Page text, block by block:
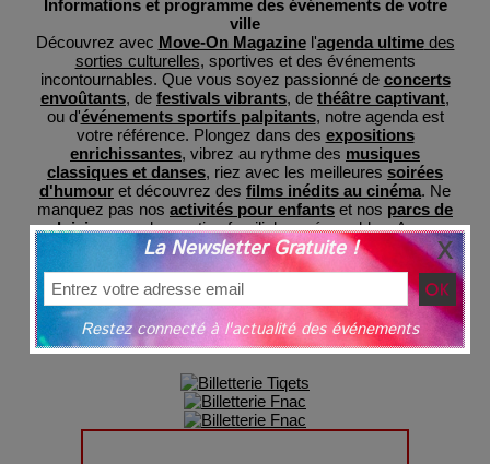
Informations et programme des événements de votre
ville
Découvrez avec Move-On Magazinel'agenda ultimedes
sorties culturelles, sportives et des événements
incontournables. Que vous soyez passionné de concerts
envoûtants, de festivals vibrants, de théâtre captivant,
ou d'événements sportifs palpitants, notre agenda est
votre référence. Plongez dans des expositions
enrichissantes, vibrez au rythme des musiques
classiques et danses, riez avec les meilleures soirées
d'humour et découvrez des films inédits au cinéma. Ne
manquez pas nos activités pour enfants et nos parcs de
loisirspour des sorties familiales mémorables. Avec
MoveOnMag, restez informé des dernières tendances et
préparez-vous à des expériences inoubliables, le tout
regroupé en un lieu central pour votre commodité et avec
une billeterie sécuriséegrâce à nos partenaires.
La Newsletter Gratuite !
Restez connecté à l'actualité des événements